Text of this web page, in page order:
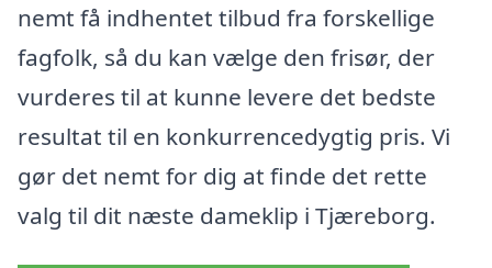
nemt få indhentet tilbud fra forskellige
fagfolk, så du kan vælge den frisør, der
vurderes til at kunne levere det bedste
resultat til en konkurrencedygtig pris. Vi
gør det nemt for dig at finde det rette
valg til dit næste dameklip i Tjæreborg.